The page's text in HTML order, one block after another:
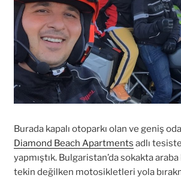
Burada kapalı otoparkı olan ve geniş
Diamond Beach Apartments adlı
yapmıştık. Bulgaristan’da sokakta
tekin değilken motosikletleri yola